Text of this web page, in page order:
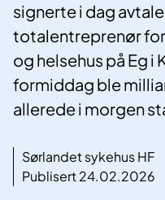
signerte i dag
totalentreprenør
og helsehus på Eg i
formiddag ble
allerede i morgen
Sørlandet sykehus HF
Publisert 24.02.2026